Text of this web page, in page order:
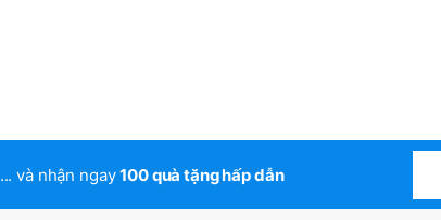
... và nhận ngay100 quà tặng hấp dẫn